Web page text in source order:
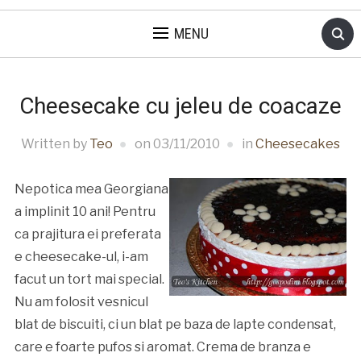
MENU
Cheesecake cu jeleu de coacaze
Written by Teo on 03/11/2010 in Cheesecakes
Nepotica mea Georgiana
a implinit 10 ani! Pentru
ca prajitura ei preferata
e cheesecake-ul, i-am
facut un tort mai special.
Nu am folosit vesnicul
blat de biscuiti, ci un blat pe baza de lapte condensat,
care e foarte pufos si aromat. Crema de branza e